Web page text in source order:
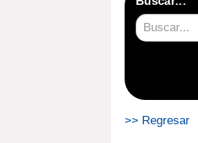
>> Regresar